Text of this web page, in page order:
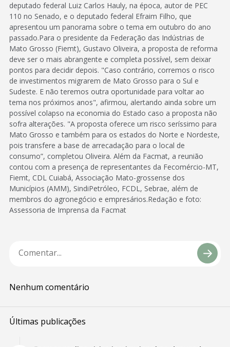
deputado federal Luiz Carlos Hauly, na época, autor de PEC
110 no Senado, e o deputado federal Efraim Filho, que
apresentou um panorama sobre o tema em outubro do ano
passado.Para o presidente da Federação das Indústrias de
Mato Grosso (Fiemt), Gustavo Oliveira, a proposta de reforma
deve ser o mais abrangente e completa possível, sem deixar
pontos para decidir depois. "Caso contrário, corremos o risco
de investimentos migrarem de Mato Grosso para o Sul e
Sudeste. E não teremos outra oportunidade para voltar ao
tema nos próximos anos", afirmou, alertando ainda sobre um
possível colapso na economia do Estado caso a proposta não
sofra alterações. "A proposta oferece um risco seríssimo para
Mato Grosso e também para os estados do Norte e Nordeste,
pois transfere a base de arrecadação para o local de
consumo”, completou Oliveira. Além da Facmat, a reunião
contou com a presença de representantes da Fecomércio-MT,
Fiemt, CDL Cuiabá, Associação Mato-grossense dos
Municípios (AMM), SindiPetróleo, FCDL, Sebrae, além de
membros do agronegócio e empresários.Redação e foto:
Assessoria de Imprensa da Facmat
Nenhum comentário
Últimas publicações